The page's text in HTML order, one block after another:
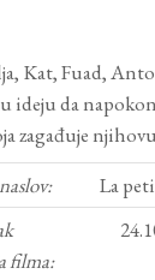
Kat, Fuad,
ideju da
zagađuje
La
filma: